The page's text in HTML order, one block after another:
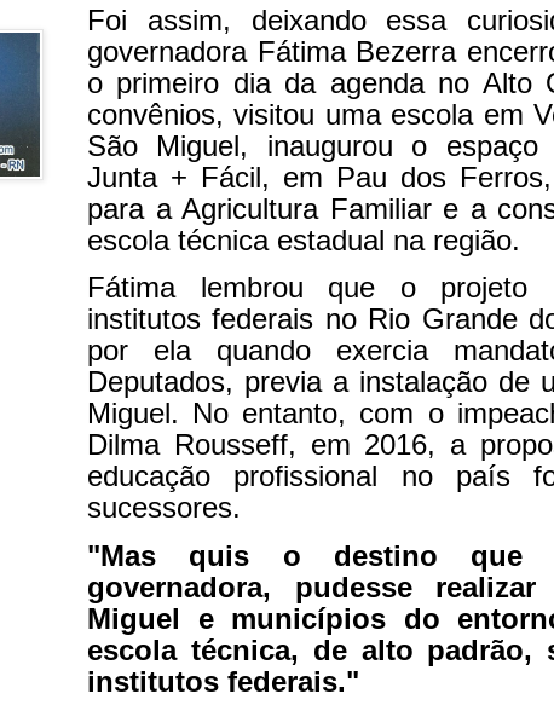
Foi assim, deixando essa
governadora Fátima Bezerra
o primeiro dia da agenda no Alto
convênios, visitou uma escola em
São Miguel, inaugurou o espaço
Junta + Fácil, em Pau dos
para a Agricultura Familiar e a
escola técnica estadual na região.
Fátima lembrou que o projeto
institutos federais no Rio Grande
por ela quando exercia
Deputados, previa a instalação de
Miguel. No entanto, com o
Dilma Rousseff, em 2016, a
educação profissional no país
sucessores.
"Mas quis o destino que
governadora, pudesse
Miguel e municípios do
escola técnica, de alto padrão,
institutos federais."